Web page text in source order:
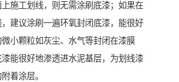
施工划线，则无需涂刷底漆；如果在
建议涂刷一遍环氧封闭底漆，能很好
小颗粒如灰尘、水气等封闭在漆膜
能很好地渗透进水泥基层，为划线漆
着涂层。